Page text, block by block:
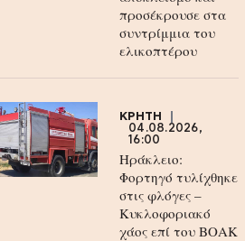
προσέκρουσε στα
συντρίμμια του
ελικοπτέρου
ΚΡΗΤΗ
04.08.2026,
16:00
Ηράκλειο:
Φορτηγό τυλίχθηκε
στις φλόγες –
Κυκλοφοριακό
χάος επί του ΒΟΑΚ